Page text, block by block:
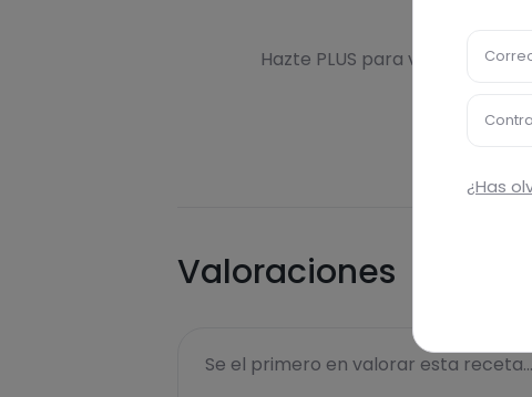
Hazte PLUS para ver la
Valoraciones
Se el primero en valorar esta receta...
¿Has